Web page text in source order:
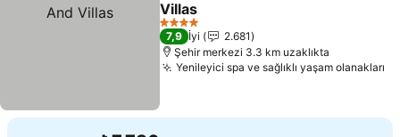
Villas
Fiyatları görün
4 Yıldız
7,9 İyi
2.681
Şehir merkezi 3.3 km uzaklıkta
Yenileyici spa ve sağlıklı yaşam olanakları